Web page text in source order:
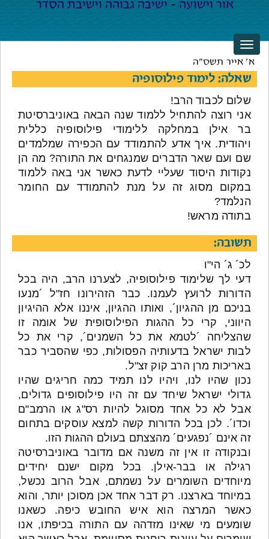
א' אייר תשס"ה
שאלה: לימוד פילוסופיה
שלום לכבוד הרב!
אני רוצה להתחיל ללמוד שנה הבאה באוניברסיטת
בר אילן במחלקה ללימודי פילוסופיה כללית
ויהודית. איך אדע להתמודד עם הכפירה שמלמדים
שם ועם שאר הדברים שמנגחים את התורה? מה הן
נקודות היסוד שעליי לדעת כאשר אני באה ללמוד
במקום מסוג זה על מנת להתמודד עם החומר
הנלמד?
בתודה מראש!
תשובה:
לכ´ ג´ הי"ו
דעי לך שלימוד פילוסופיה, לצערנו הרב, היה בכל
הדורות לרועץ לעמנו. כבר הזהירונו חז"ל ´מנעו
בניכם מן ההגיון´, ואותו ההגיון, איננו אלא ההיגיון
היווני, קרי כל ההגות הפילוסופית של אומה זו
שהצליחה ´לטמא את כל השמנים´, קרי את כל
לבות ישראל בדעותיה הפסולות, כפי שהסביר כבר
באריכות מרן הרב קוק זצ"ל.
נכון שהיו לנו, ויהיו לנו תמיד כמה חריגים שהיו
גדולי ישראל שיחד עם זה היו פילוסופים גדולים,
אבל לא כל אחד מסוגל להיות רס"ג או הרמב"ם
וכדו´. לכן בכל הדורות קשה למצא עוסקים בתחום
זה אינם ´נפגעים´ מהצצתם בעולם ההגות הזו.
ובנקודה זו אין זה משנה אם מדובר באוניברסיטה
רגילה או בבר-אילן. בכל מקום ישנם יחידים
מיוחדים השומרים על נשמתם, אבל הרוב נכשל,
במיוחד בארצנו. רק דבר אחד אכן מסוכן יותר, והוא
כאשר המרצה הוא איש החובש כיפה. כשאנו
שומעים מי שאינו מזדהה עם התורה בכיפתו, אנו